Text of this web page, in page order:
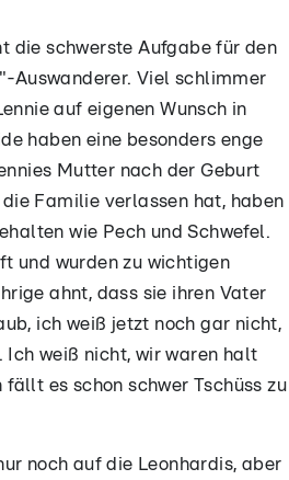
die schwerste Aufgabe für den
Auswanderer. Viel schlimmer
auf eigenen Wunsch in
haben eine besonders enge
Mutter nach der Geburt
Familie verlassen hat, haben
wie Pech und Schwefel.
und wurden zu wichtigen
ahnt, dass sie ihren Vater
ich weiß jetzt noch gar nicht,
Ich weiß nicht, wir waren halt
es schon schwer Tschüss zu
noch auf die Leonhardis, aber